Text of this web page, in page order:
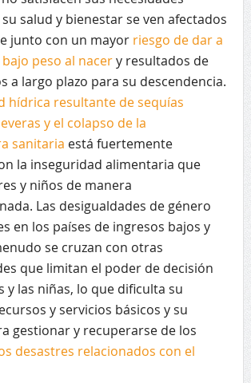
salud y bienestar se ven afectados
junto con un mayor riesgo de dar a
peso al nacery resultados de
a largo plazo para su descendencia.
hídrica resultante de sequías
y el colapso de la
sanitaria está fuertemente
la inseguridad alimentaria que
y niños de manera
Las desigualdades de género
en los países de ingresos bajos y
se cruzan con otras
que limitan el poder de decisión
y las niñas, lo que dificulta su
y servicios básicos y su
gestionar y recuperarse de los
desastres relacionados con el